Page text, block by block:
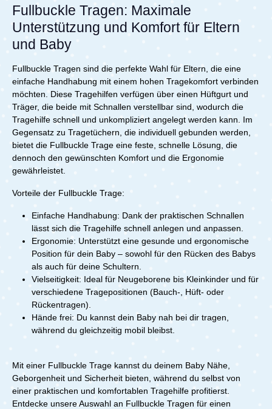
Deinen Alltag. Dank doppelter Sicherung kannst Du
Dich jederzeit auf maximalen Halt verlassen.Für
zusätzlichen Komfort sorgt die gepolsterte
Nackenstütze, die sich flexibel anpassen lässt. Sie
Entwicklungsphase – von den ersten Wochen bis ins
Kleinkindalter.Extrasichere Beinschlaufen garantieren
einen festen Sitz und erleichtern Dir das Handling. In
Kombination mit der integrierten Lordosenstütze wird
das Gewicht optimal verteilt, wodurch Dein Rücken
spürbar entlastet wird.Die Amya Babytrage verbindet
Komfort, Sicherheit und Nähe – damit Du Deinen Alltag
aktiv gestalten kannst und gleichzeitig die Bindung zu
Deinem Kind stärkst.Technische Details: von Geburt bis
ca. 3 JahreMindestgewicht des Kindes: 3,2
760 g100% PolyesterLieferumfang: 1x Cybex Amya
Babytrage
integrierter Lendenwirbelstütze entlastet Deinen
Rücken und verteilt das Gewicht gleichmäßig. Die
überkreuzten Schultergurte lassen sich schnell und
intuitiv anlegen, sodass Du die Tragehilfe für Babys
ohne großen Aufwand nutzen kannst – ideal für
Trageweise mit Blick zu Dir schafft besonders in den
ersten Lebensmonaten eine enge Bindung zwischen Dir
und Deinem Baby. Die vertraute Nähe vermittelt
Geborgenheit und unterstützt gleichzeitig die
emotionale Entwicklung Deines Kindes.Neben ihrer
Funktionalität überzeugt die Babytrage für
Neugeborene mit einem schlanken, modernen Design.
Sie passt zu jedem Stil und bietet eine elegante Optik,
ohne auf Komfort oder Sicherheit zu verzichten.Für
zusätzliche Sicherheit sorgt die ErgoPromise Garantie,
investierst Du in eine langlebige, hochwertige und
Monate zuverlässig begleitet.Lieferumfang:1x Ergobaby
Omni Lite Mesh
Fullbuckle Tragen: Maximale
Unterstützung und Komfort für Eltern
und Baby
Fullbuckle Tragen sind die perfekte Wahl für Eltern, die eine
einfache Handhabung mit einem hohen Tragekomfort verbinden
möchten. Diese Tragehilfen verfügen über einen Hüftgurt und
Träger, die beide mit Schnallen verstellbar sind, wodurch die
Tragehilfe schnell und unkompliziert angelegt werden kann. Im
Gegensatz zu Tragetüchern, die individuell gebunden werden,
bietet die Fullbuckle Trage eine feste, schnelle Lösung, die
dennoch den gewünschten Komfort und die Ergonomie
gewährleistet.
Vorteile der Fullbuckle Trage:
Einfache Handhabung: Dank der praktischen Schnallen
lässt sich die Tragehilfe schnell anlegen und anpassen.
Ergonomie: Unterstützt eine gesunde und ergonomische
Position für dein Baby – sowohl für den Rücken des Babys
als auch für deine Schultern.
Vielseitigkeit: Ideal für Neugeborene bis Kleinkinder und für
verschiedene Tragepositionen (Bauch-, Hüft- oder
Rückentragen).
Hände frei: Du kannst dein Baby nah bei dir tragen,
während du gleichzeitig mobil bleibst.
Mit einer Fullbuckle Trage kannst du deinem Baby Nähe,
Geborgenheit und Sicherheit bieten, während du selbst von
einer praktischen und komfortablen Tragehilfe profitierst.
Entdecke unsere Auswahl an Fullbuckle Tragen für einen